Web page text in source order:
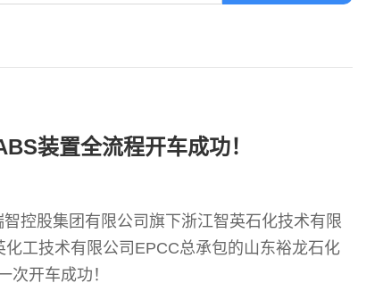
装置全流程开车成功！
控股集团有限公司旗下浙江智英石化技术有限
工技术有限公司EPCC总承包的山东裕龙石化
次开车成功！